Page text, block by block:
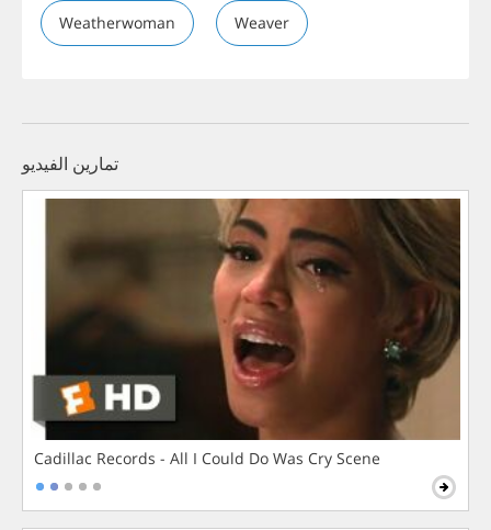
Weatherwoman Weaver
تمارين الفيديو
Cadillac Records - All I Could Do Was Cry Scene